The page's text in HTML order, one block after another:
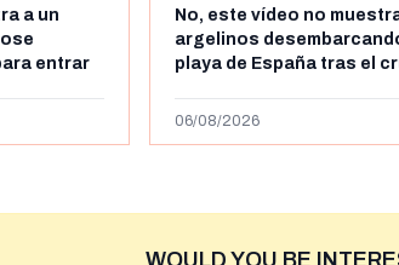
a un
entrar
el autor lo
No, este vídeo no
argelinos
playa de España tras el
de julio de 2026: son
06/08/2026
WOULD YOU BE